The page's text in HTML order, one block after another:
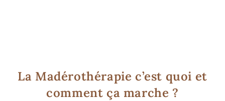
La Madérothérapie c’est quoi et
comment ça marche ?